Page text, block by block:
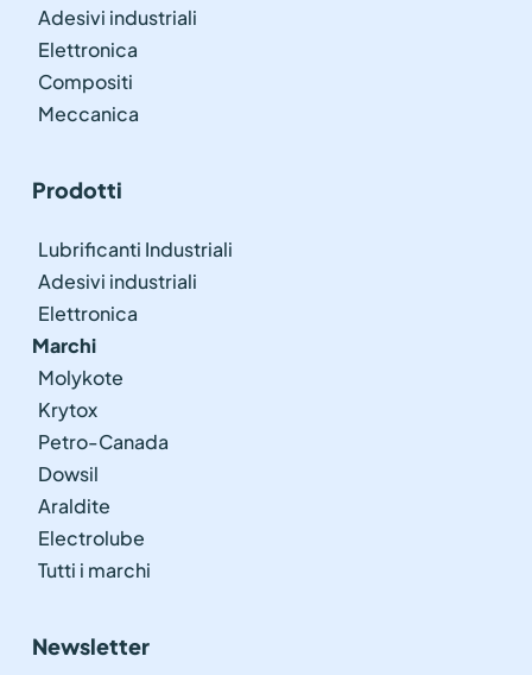
Adesivi industriali
Elettronica
Compositi
Meccanica
Prodotti
Lubrificanti Industriali
Adesivi industriali
Elettronica
Marchi
Molykote
Krytox
Petro-Canada
Dowsil
Araldite
Electrolube
Tutti i marchi
Newsletter